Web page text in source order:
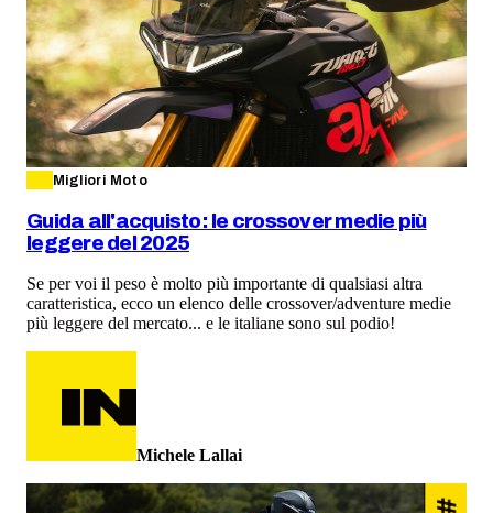
Migliori Moto
Guida all'acquisto: le crossover medie più
leggere del 2025
Se per voi il peso è molto più importante di qualsiasi altra
caratteristica, ecco un elenco delle crossover/adventure medie
più leggere del mercato... e le italiane sono sul podio!
Michele Lallai